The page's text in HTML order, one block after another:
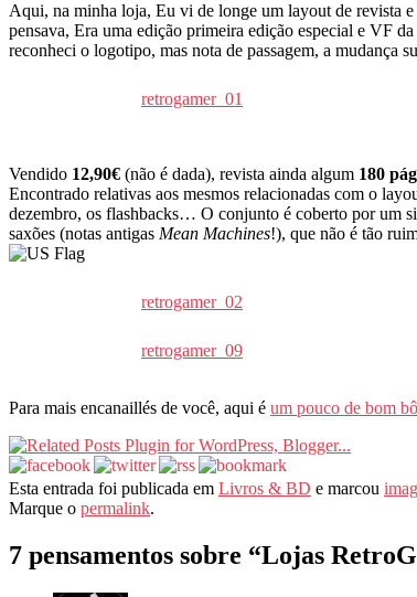
Aqui, na minha loja, Eu vi de longe um layout de revista
pensava, Era uma edição primeira edição especial e VF
reconheci o logotipo, mas nota de passagem, a mudança
retrogamer_01
Vendido 12,90€ (não é dada), revista ainda algum 180
Encontrado relativas aos mesmos relacionadas com o
dezembro, os flashbacks… O conjunto é coberto por um
saxões (notas antigas Mean Machines!), que não é tão
retrogamer_02
retrogamer_09
Para mais encanaillés de você, aqui é um pouco de bom
Esta entrada foi publicada em Livros & BD e marcou
Marque o permalink.
7 pensamentos sobre “Lojas